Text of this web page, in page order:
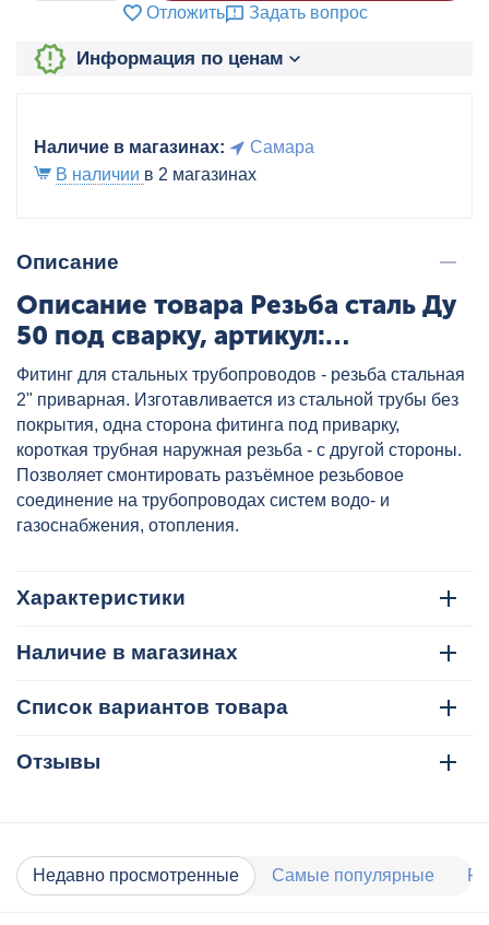
Отложить Задать вопрос
Информация по ценам
Наличие в магазинах:
Самара
В наличии в 2 магазинах
Описание
Описание товара Резьба сталь Ду
50 под сварку, артикул:
3600010015
Фитинг для стальных трубопроводов - резьба стальная
2" приварная. Изготавливается из стальной трубы без
покрытия, одна сторона фитинга под приварку,
короткая трубная наружная резьба - с другой стороны.
Позволяет смонтировать разъёмное резьбовое
соединение на трубопроводах систем водо- и
газоснабжения, отопления.
Характеристики
Наличие в магазинах
Список вариантов товара
Отзывы
Недавно просмотренные Самые популярные